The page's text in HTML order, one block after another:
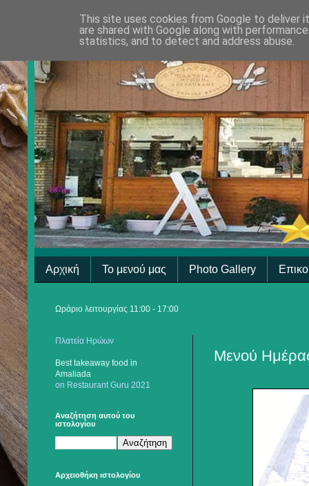
Αρχική Το μενού μας Photo Gallery
Ωράριο λειτουργίας 11:00 - 17:00
Μενού
Πλατεία Ηρώων
Best takeaway food in
Amaliada
on Restaurant Guru 2021
Αναζήτηση αυτού του
ιστολογίου
Αρχειοθήκη ιστολογίου
This site uses cookies from Google to deliver
are shared with Google along with
statistics, and to detect and address abuse.